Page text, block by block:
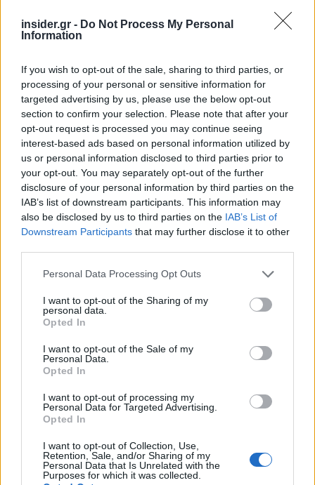
insider.gr - Do Not Process My Personal
Information
If you wish to opt-out of the sale, sharing to third parties, or
processing of your personal or sensitive information for
targeted advertising by us, please use the below opt-out
section to confirm your selection. Please note that after your
opt-out request is processed you may continue seeing
interest-based ads based on personal information utilized by
us or personal information disclosed to third parties prior to
your opt-out. You may separately opt-out of the further
disclosure of your personal information by third parties on the
IAB’s list of downstream participants. This information may
also be disclosed by us to third parties on the IAB’s List of
Downstream Participants that may further disclose it to other
Please note that this website/app uses one or more Google
not limited to your visit or usage behaviour. You may click to
grant or deny consent to Google and its third-party tags to
use your data for below specified purposes in below Google
consent section.
Personal Data Processing Opt Outs
I want to opt-out of the Sharing of my
personal data.
Opted In
I want to opt-out of the Sale of my
Personal Data.
Opted In
I want to opt-out of processing my
Personal Data for Targeted Advertising.
Opted In
I want to opt-out of Collection, Use,
Retention, Sale, and/or Sharing of my
Personal Data that Is Unrelated with the
Purposes for which it was collected.
Ο πόλεμος, που έχει αφήσει χιλιάδες νεκρούς,
έχει προκαλέσει σοκ στην παγκόσμια οικονομία,
εκτοξεύοντας τις τιμές του πετρελαίου.
Ενώ ΗΠΑ και Ιράν φαίνονταν τις τελευταίες
ημέρες να προσεγγίζουν μία συμφωνία, οι New
York Times έγραψαν το Σαββατοκύριακο ότι
Τραμπ σκλήρυνε τους όρους
της πρότασής
του και έστειλε νέα εκδοχή του κειμένου στην
Τεχεράνη. Σύμφωνα με τον ιστότοπο Axios, ο
Τραμπ επιδιώκει μεγαλύτερη αυστηρότητα στην
πυρηνικού προγράμματος της Τεχεράνης.